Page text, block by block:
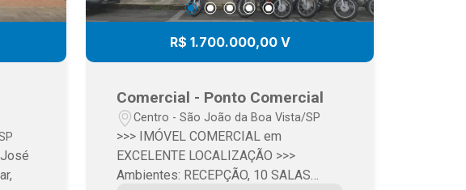
R$ 1.700.000,00 V
Comercial - Ponto Comercial
Centro - São João da Boa Vista/SP
>>> IMÓVEL COMERCIAL em
EXCELENTE LOCALIZAÇÃO >>>
Ambientes: RECEPÇÃO, 10 SALAS